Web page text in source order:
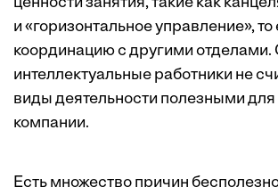
и «горизонтальное управление», то
координацию с другими отделами.
интеллектуальные работники не
виды деятельности полезными для
компании.
Есть множество причин